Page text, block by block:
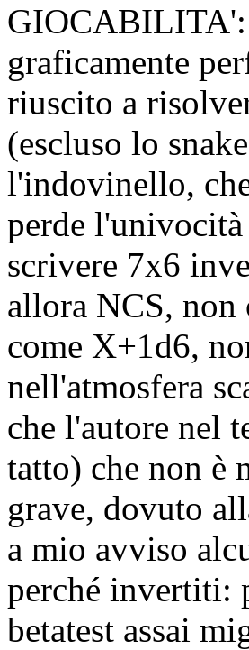
GIOCABILITA':
graficamente
riuscito a
(escluso lo
l'indovinello,
perde
scrivere 7x6
allora NCS,
come X+1d6,
nell'atmosfera
che l'autore nel
tatto) che non è
grave, dovuto
a mio avviso
perché invertiti:
betatest assai